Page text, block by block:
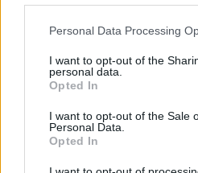
Personal Data Processing
I want to opt-out of the
personal data.
Opted In
I want to opt-out of the Sale
Personal Data.
Opted In
Gasolina 95
0,00€ 2l.-
Gasolina 98
0,00€ 2l.-
0,00€ 2l. -
Bio diesel
0,00€
Estado del tráfico e
Campins Barcelona